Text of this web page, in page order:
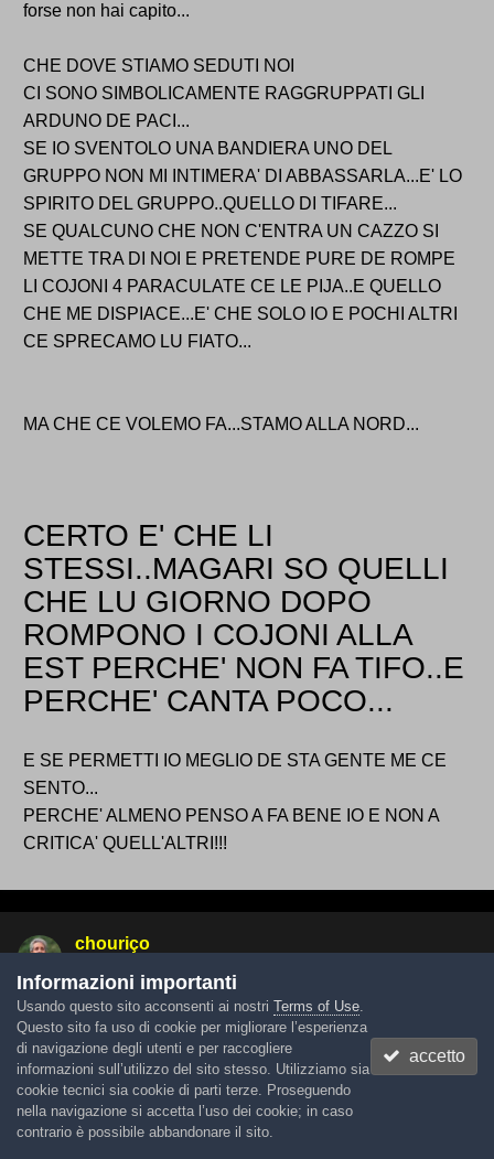
forse non hai capito...
CHE DOVE STIAMO SEDUTI NOI
CI SONO SIMBOLICAMENTE RAGGRUPPATI GLI
ARDUNO DE PACI...
SE IO SVENTOLO UNA BANDIERA UNO DEL
GRUPPO NON MI INTIMERA' DI ABBASSARLA...E' LO
SPIRITO DEL GRUPPO..QUELLO DI TIFARE...
SE QUALCUNO CHE NON C'ENTRA UN CAZZO SI
METTE TRA DI NOI E PRETENDE PURE DE ROMPE
LI COJONI 4 PARACULATE CE LE PIJA..E QUELLO
CHE ME DISPIACE...E' CHE SOLO IO E POCHI ALTRI
CE SPRECAMO LU FIATO...
MA CHE CE VOLEMO FA...STAMO ALLA NORD...
CERTO E' CHE LI
STESSI..MAGARI SO QUELLI
CHE LU GIORNO DOPO
ROMPONO I COJONI ALLA
EST PERCHE' NON FA TIFO..E
PERCHE' CANTA POCO...
E SE PERMETTI IO MEGLIO DE STA GENTE ME CE
SENTO...
PERCHE' ALMENO PENSO A FA BENE IO E NON A
CRITICA' QUELL'ALTRI!!!
chouriço
Farfallina ha scritto:
CHE DOVE STIAMO SEDUTI NOI
CI SONO SIMBOLICAMENTE RAGGRUPPATI GLI
ARDUNO DE PACI...
SE IO SVENTOLO UNA BANDIERA UNO DEL
Informazioni importanti
Usando questo sito acconsenti ai nostri Terms of Use.
Questo sito fa uso di cookie per migliorare l’esperienza
di navigazione degli utenti e per raccogliere
informazioni sull’utilizzo del sito stesso. Utilizziamo sia
cookie tecnici sia cookie di parti terze. Proseguendo
nella navigazione si accetta l’uso dei cookie; in caso
contrario è possibile abbandonare il sito.
accetto